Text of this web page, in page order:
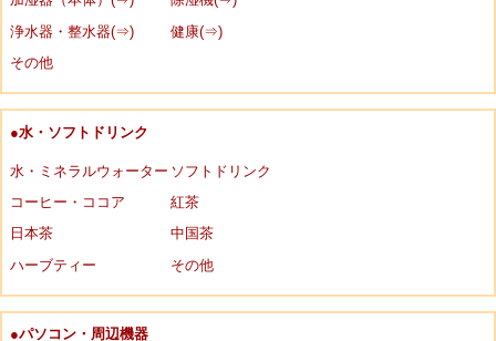
浄水器・整水器(⇒)
健康(⇒)
その他
●水・ソフトドリンク
水・ミネラルウォーター ソフトドリンク
コーヒー・ココア
紅茶
日本茶
中国茶
ハーブティー
その他
●パソコン・周辺機器